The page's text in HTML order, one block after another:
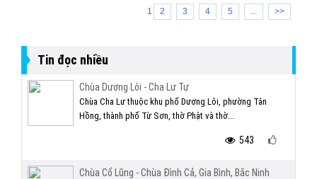
1 2 3 4 5 ... >>
Tin đọc nhiều
Chùa Dương Lôi - Cha Lư Tự
Chùa Cha Lư thuộc khu phố Dương Lôi, phường Tân
Hồng, thành phố Từ Sơn, thờ Phật và thờ...
543
Chùa Cổ Lũng - Chùa Đình Cả, Gia Bình, Bắc Ninh